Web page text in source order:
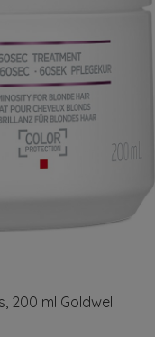
200 ml Goldwell